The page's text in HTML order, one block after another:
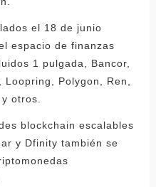
el 18 de junio
espacio de finanzas
1 pulgada, Bancor,
Polygon, Ren,
otros.
blockchain escalables
y Dfinity también se